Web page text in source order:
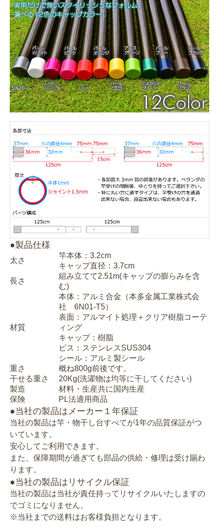
●製品仕様
太さ
竿本体：3.2cm
キャップ直径：3.7cm
長さ
組み立てて2.51m(キャップの膨らみを含
む)
材質
本体：アルミ合金（本多金属工業株式会
社 6N01-T5）
表面：アルマイト処理＋クリア樹脂コーテ
ィング
キャップ：樹脂
ビス：ステンレスSUS304
シール：アルミ製シール
重さ
概ね800g前後です。
干せる重さ
20Kg(洗濯物は均等に干してください)
製造
材料・生産共に国内生産
保険
PL法適用商品
●当社の製品はメーカー１年保証
当社の製品は竿・物干し台すべてが1年の品質保証がつ
いています。
安心してご利用できます。
また、保障期間が過ぎても部品の供給・修理は受け賜わ
ります。
●当社の製品はリサイクル保証
当社の製品は当社が責任持ってリサイクルいたしますの
でゴミになりません。
※当社までの送料はお客様負担となります。